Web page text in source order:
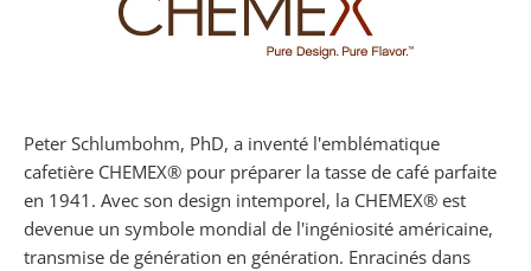
Peter Schlumbohm, PhD, a inventé l'emblématique
cafetière CHEMEX® pour préparer la tasse de café parfaite
en 1941 . Avec son design intemporel, la CHEMEX® est
devenue un symbole mondial de l'ingéniosité américaine,
transmise de génération en génération. Enracinés dans